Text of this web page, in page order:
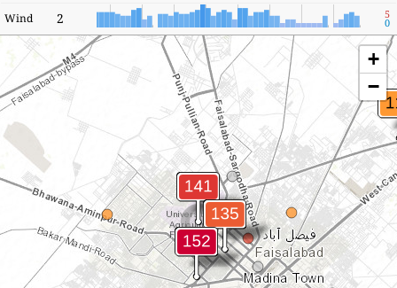
Wind 2 5
0
+
−